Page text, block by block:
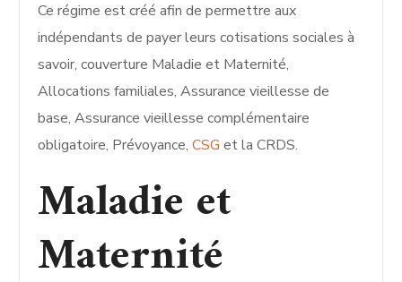
Ce régime est créé afin de permettre aux
indépendants de payer leurs cotisations sociales à
savoir, couverture Maladie et Maternité,
Allocations familiales, Assurance vieillesse de
base, Assurance vieillesse complémentaire
obligatoire, Prévoyance,CSG et la CRDS.
Maladie et
Maternité